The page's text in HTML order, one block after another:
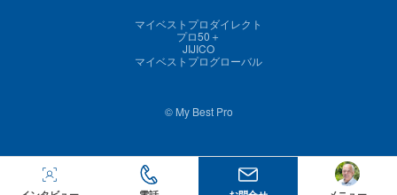
マイベストプロダイレクト
プロ50＋
JIJICO
マイベストプログローバル
© My Best Pro